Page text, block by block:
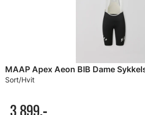
MAAP Apex Aeon BIB Dame
Sort/Hvit
3 899,-